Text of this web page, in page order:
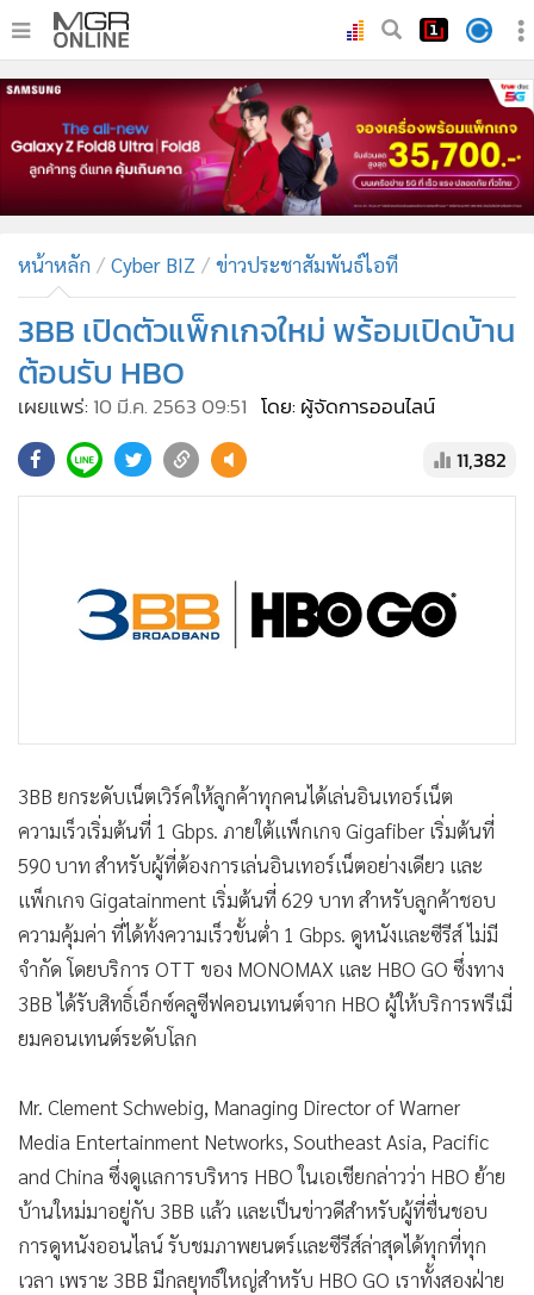
• หน้าหลัก
ทันเหตุการณ์
ภาคใต้
• ภูมิภาค
• บันเทิง
ผู้จัดการรายวัน
• คอลัมนิสต์
• ละคร
• Cyber BIZ
• ผู้จัดกวน
Management & HR
MGR Live
• กีฬา
• ต่างประเทศ
• Special Scoop
• เศรษฐกิจ-ธุรกิจ
• จีน
• ชุมชน-คุณภาพชีวิต
• อาชญากรรม
• Motoring
•
หุ้น
• อินโดจีน
• กองทุนรวม
หน้าหลัก Cyber BIZ ข่าวประชาสัมพันธ์ไอที
3BB เปิดตัวแพ็กเกจใหม่ พร้อมเปิดบ้าน
ต้อนรับ HBO
เผยแพร่: 10 มี.ค. 2563 09:51 โดย: ผู้จัดการออนไลน์
11,382
3BB ยกระดับเน็ตเวิร์คให้ลูกค้าทุกคนได้เล่นอินเทอร์เน็ต
ความเร็วเริ่มต้นที่ 1 Gbps. ภายใต้แพ็กเกจ Gigafiber เริ่มต้นที่
590 บาท สำหรับผู้ที่ต้องการเล่นอินเทอร์เน็ตอย่างเดียว และ
แพ็กเกจ Gigatainment เริ่มต้นที่ 629 บาท สำหรับลูกค้าชอบ
ความคุ้มค่า ที่ได้ทั้งความเร็วขั้นต่ำ 1 Gbps. ดูหนังและซีรีส์ ไม่มี
จำกัด โดยบริการ OTT ของ MONOMAX และ HBO GO ซึ่งทาง
3BB ได้รับสิทธิ์เอ็กซ์คลูซีฟคอนเทนต์จาก HBO ผู้ให้บริการพรีเมี่
ยมคอนเทนต์ระดับโลก
Mr. Clement Schwebig, Managing Director of Warner
Media Entertainment Networks, Southeast Asia, Pacific
and China ซึ่งดูแลการบริหาร HBO ในเอเชียกล่าวว่า HBO ย้าย
บ้านใหม่มาอยู่กับ 3BB แล้ว และเป็นข่าวดีสำหรับผู้ที่ชื่นชอบ
การดูหนังออนไลน์ รับชมภาพยนตร์และซีรีส์ล่าสุดได้ทุกที่ทุก
เวลา เพราะ 3BB มีกลยุทธ์ใหญ่สำหรับ HBO GO เราทั้งสองฝ่าย